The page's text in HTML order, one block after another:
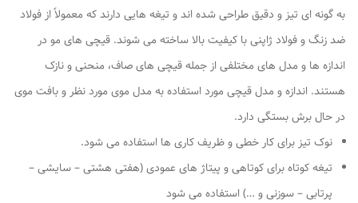
به گونه ای تیز و دقیق طراحی شده اند و تیغه هایی دارند که معمولاً از فولاد
ضد زنگ و فولاد ژاپنی با کیفیت بالا ساخته می شوند. قیچی های مو در
اندازه ها و مدل های مختلفی از جمله قیچی های صاف، منحنی و نازک
هستند. اندازه و مدل قیچی مورد استفاده به مدل موی مورد نظر و بافت موی
در حال برش بستگی دارد.
نوک تیز برای کار خطی و ظریف کاری ها استفاده می شود.
تیغه کوتاه برای کوتاهی و پیتاژ های عمودی (هفتی هشتی – سایشی –
پرتابی – سوزنی و …) استفاده می شود